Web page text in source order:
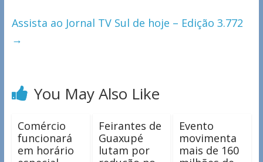
Assista ao Jornal TV Sul de hoje – Edição 3.772
→
You May Also Like
Comércio
funcionará
em horário
Feirantes de
Guaxupé
lutam por
Evento
movimenta
mais de 160